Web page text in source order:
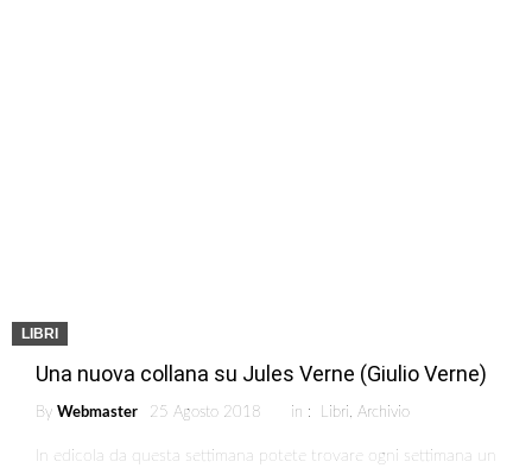
LIBRI
Una nuova collana su Jules Verne (Giulio Verne)
By Webmaster 25 Agosto 2018 in : Libri, Archivio
In edicola da questa settimana potete trovare ogni settimana un